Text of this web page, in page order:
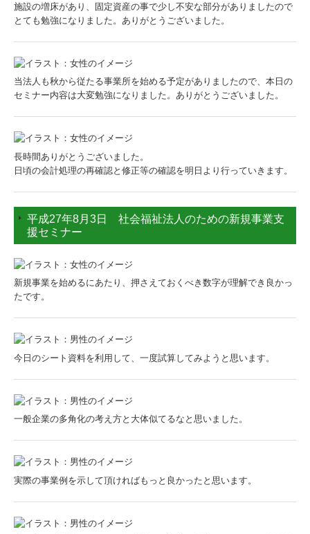
施設の増床があり、固定資産の事で少し不安な部分がありましたので
とても勉強になりました。ありがとうございました。
当法人も秋から従たる事業所を始める予定がありましたので、本日の
セミナー内容は大変勉強になりました。ありがとうございました。
長時間ありがとうございました。
日頃の会計処理の再確認と修正等の確認を明日より行っていきます。
平成27年8月3日 社会福祉法人のための新規事業支
援セミナー
新規事業を始めるにあたり、押さえておくべき数字が理解でき良かっ
たです。
今日のシート資料を利用して、一度試算してみようと思います。
一般企業の多角化の考え方と大体似てるなと思いました。
実際の事業例を示して頂ければもっと良かったと思います。